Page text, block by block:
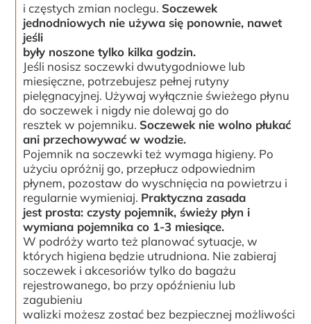
i częstych zmian noclegu. Soczewek
jednodniowych nie używa się ponownie, nawet
jeśli
były noszone tylko kilka godzin.
Jeśli nosisz soczewki dwutygodniowe lub
miesięczne, potrzebujesz pełnej rutyny
pielęgnacyjnej. Używaj wyłącznie świeżego płynu
do soczewek i nigdy nie dolewaj go do
resztek w pojemniku. Soczewek nie wolno płukać
ani przechowywać w wodzie.
Pojemnik na soczewki też wymaga higieny. Po
użyciu opróżnij go, przepłucz odpowiednim
płynem, pozostaw do wyschnięcia na powietrzu i
regularnie wymieniaj. Praktyczna zasada
jest prosta: czysty pojemnik, świeży płyn i
wymiana pojemnika co 1-3 miesiące.
W podróży warto też planować sytuacje, w
których higiena będzie utrudniona. Nie zabieraj
soczewek i akcesoriów tylko do bagażu
rejestrowanego, bo przy opóźnieniu lub
zagubieniu
walizki możesz zostać bez bezpiecznej możliwości